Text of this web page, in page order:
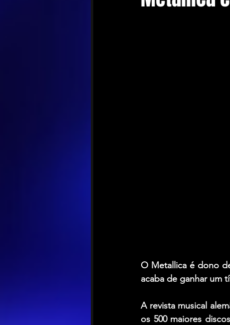
O Metallica é dono
acaba de ganhar um
A revista musical
os 500 maiores